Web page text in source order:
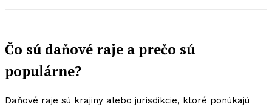
Čo sú daňové raje a prečo sú
populárne?
Daňové raje sú krajiny alebo jurisdikcie, ktoré ponúkajú